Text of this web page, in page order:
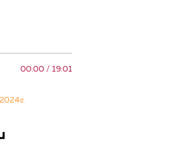
00:00 / 19:01